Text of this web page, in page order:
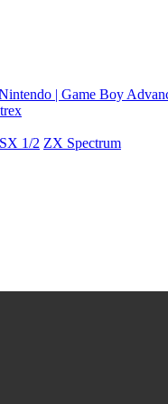
| Game Boy
1/2 ZX Spectrum